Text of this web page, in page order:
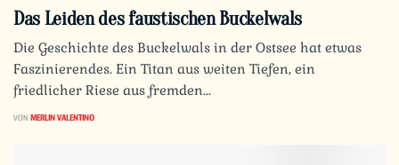
Das Leiden des faustischen Buckelwals
Die Geschichte des Buckelwals in der Ostsee hat etwas
Faszinierendes. Ein Titan aus weiten Tiefen, ein
friedlicher Riese aus fremden...
VON MERLIN VALENTINO